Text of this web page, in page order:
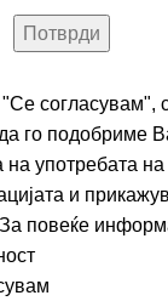
согласувам",
го подобриме
на употребата
и
повеќе